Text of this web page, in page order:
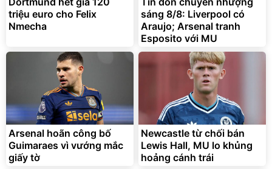
đ
Đã bán nhiều
đ
Đang xem nhiều
G-FORCE VIETNA
triệu euro cho Felix
Nmecha
sáng 8/8: Liverpool có
Araujo; Arsenal tranh
Esposito với MU
Arsenal hoãn công bố
Guimaraes vì vướng mắc
giấy tờ
Newcastle từ chối bán
Lewis Hall, MU lo khủng
hoảng cánh trái